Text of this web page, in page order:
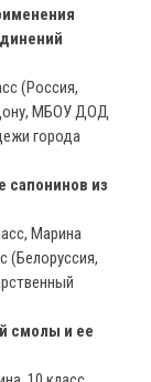
(Россия,
МБОУ ДОД
города
сапонинов из
Марина
(Белоруссия,
смолы и ее